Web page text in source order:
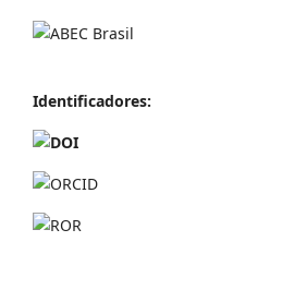
Identificadores: